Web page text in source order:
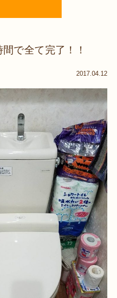
で全て完了！！
2017.04.12